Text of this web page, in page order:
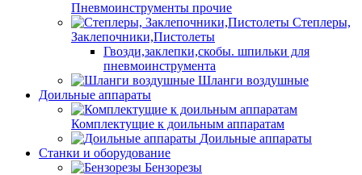
Пневмоинструменты прочие
Степлеры,
Заклепочники,Пистолеты
Гвозди,заклепки,скобы. шпильки для
пневмоинструмента
Шланги воздушные
Доильные аппараты
Комплектущие к доильным аппаратам
Доильные аппараты
Станки и оборудование
Бензорезы